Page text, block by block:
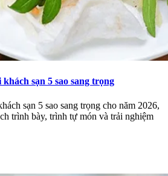
sạn 5 sao sang trọng
sạn 5 sao sang trọng cho năm 2026,
trình bày, trình tự món và trải nghiệm